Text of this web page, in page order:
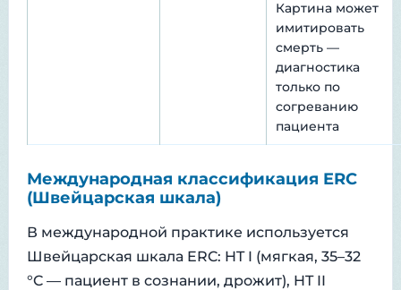
Картина может
имитировать
смерть —
диагностика
только по
согреванию
пациента
Международная классификация ERC
(Швейцарская шкала)
В международной практике используется
Швейцарская шкала ERC: HT I (мягкая, 35–32
°C — пациент в сознании, дрожит), HT II